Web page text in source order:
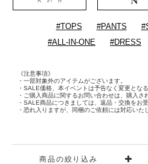
#TOPS #PANTS
#ALL-IN-ONE
#DRESS
《注意事項》
・一部対象外のアイテムがございます。
・SALE価格、本イベントは予告なく変更とな
・ご購入商品に関するお問い合わせは、購入さ
・SALE商品につきましては、返品・交換をお
・恐れ入りますが、同梱のご依頼には対応いた
商品の絞り込み